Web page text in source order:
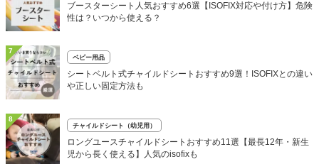
ブースターシート人気おすすめ6選【ISOFIX対応や付け方】危険
性は？いつから使える？
7
ベビー用品
シートベルト式チャイルドシートおすすめ9選！ISOFIXとの違い
や正しい固定方法も
8
チャイルドシート（幼児用）
ロングユースチャイルドシートおすすめ11選【最長12年・新生
児から長く使える】人気のisofixも